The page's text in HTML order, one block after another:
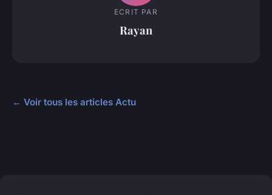
ECRIT PAR
Rayan
← Voir tous les articles Actu